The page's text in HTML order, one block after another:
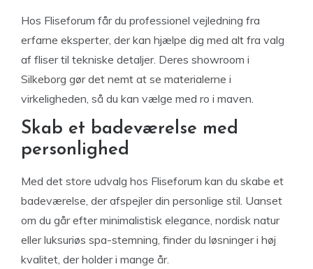
Hos Fliseforum får du professionel vejledning fra
erfarne eksperter, der kan hjælpe dig med alt fra valg
af fliser til tekniske detaljer. Deres showroom i
Silkeborg gør det nemt at se materialerne i
virkeligheden, så du kan vælge med ro i maven.
Skab et badeværelse med
personlighed
Med det store udvalg hos Fliseforum kan du skabe et
badeværelse, der afspejler din personlige stil. Uanset
om du går efter minimalistisk elegance, nordisk natur
eller luksuriøs spa-stemning, finder du løsninger i høj
kvalitet, der holder i mange år.